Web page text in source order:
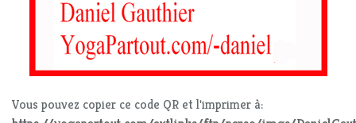
Vous pouvez copier ce code QR et l'imprimer à: